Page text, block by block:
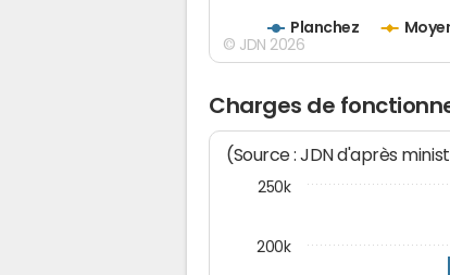
Planchez
© JDN 2026
Charges de
(Source : JDN d'après
200k
250k